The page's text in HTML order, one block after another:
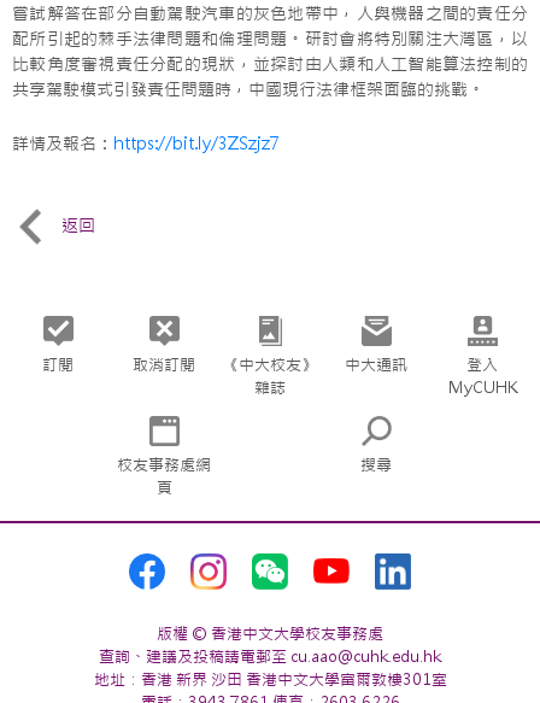
嘗試解答在部分自動駕駛汽車的灰色地帶中，人與機器之間的責任分
配所引起的棘手法律問題和倫理問題。研討會將特別關注大灣區，以
比較角度審視責任分配的現狀，並探討由人類和人工智能算法控制的
共享駕駛模式引發責任問題時，中國現行法律框架面臨的挑戰。
詳情及報名： https://bit.ly/3ZSzjz7
返回
訂閱 取消訂閱
《中大校友》
雜誌
中大通訊
登入
MyCUHK
校友事務處網
頁
搜尋
版權 © 香港中文大學校友事務處
查詢、建議及投稿請電郵至 cu.aao@cuhk.edu.hk
地址：香港 新界 沙田 香港中文大學富爾敦樓301室